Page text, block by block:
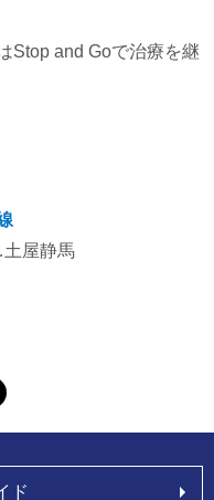
Stop and Goで治療を継
屋静馬
ド